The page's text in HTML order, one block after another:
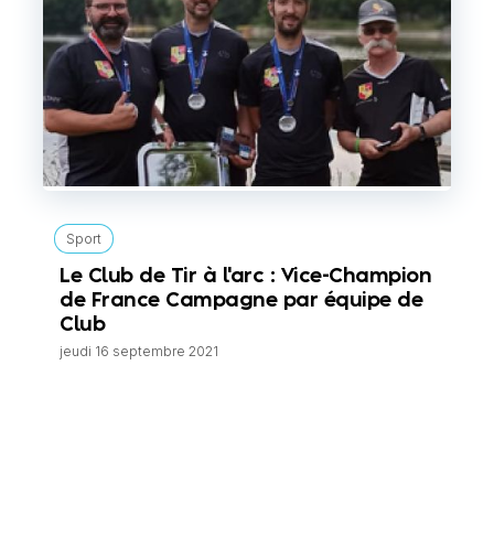
Sport
Le Club de Tir à l'arc : Vice-Champion
de France Campagne par équipe de
Club
jeudi 16 septembre 2021